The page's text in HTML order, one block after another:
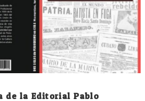
de la Editorial Pablo